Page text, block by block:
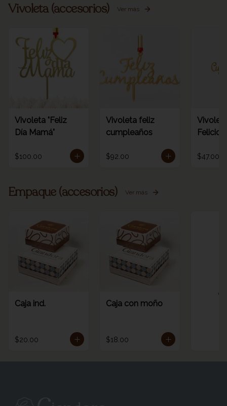
Vivoleta (accesorios) Ver más
Vivoleta "Feliz
Día Mamá"
$100.00
Vivoleta feliz
cumpleaños
$92.00 $47.00
Empaque (accesorios) Ver más
Caja ind.
$20.00
Caja con moño
$18.00